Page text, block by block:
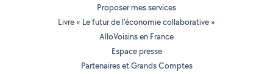
Proposer mes services
Livre « Le futur de l'économie collaborative »
AlloVoisins en France
Espace presse
Partenaires et Grands Comptes